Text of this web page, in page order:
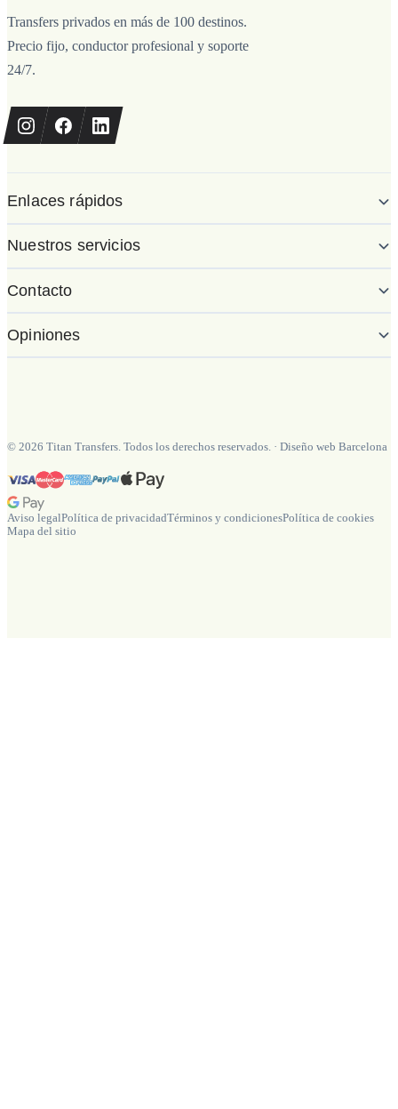
Transfers privados en más de 100 destinos.
Precio fijo, conductor profesional y soporte
24/7.
Enlaces rápidos
Nuestros servicios
Contacto
Opiniones
© 2026 Titan Transfers. Todos los derechos reservados. · Diseño web Barcelona
Aviso legalPolítica de privacidadTérminos y condicionesPolítica de cookies
Mapa del sitio